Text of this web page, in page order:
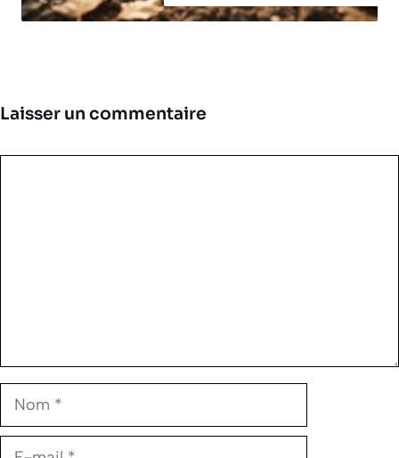
Laisser un commentaire
Nom
E-